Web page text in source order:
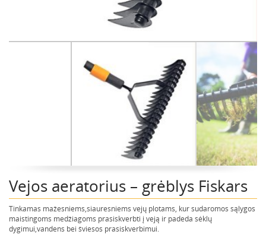
Linoleumo klojimo įrankiai
Matavimo ir kontrolės įrankiai
Medžio pjovimo, frezavimo ir šlifavimo įrankiai
Metalo pjovimo ir šlifavimo technika
Pastoliai, bokšteliai, stelažai, tvoros, statramščiai,
Plytelių, blokelių, polistirolo pjovimo įrankiai
Rankiniai sodo ir buities įrankiai
Santechnikos įrankiai
Šildytuvai, kaloriferiai, kondicionieriai, jonizatoriai
Vejos aeratorius – grėblys Fiskars
Tinkamas mažesniems,siauresniems vejų plotams, kur sudaromos sąlygos
maistingoms medžiagoms prasiskverbti į veją ir padeda sėklų
dygimui,vandens bei šviesos prasiskverbimui.